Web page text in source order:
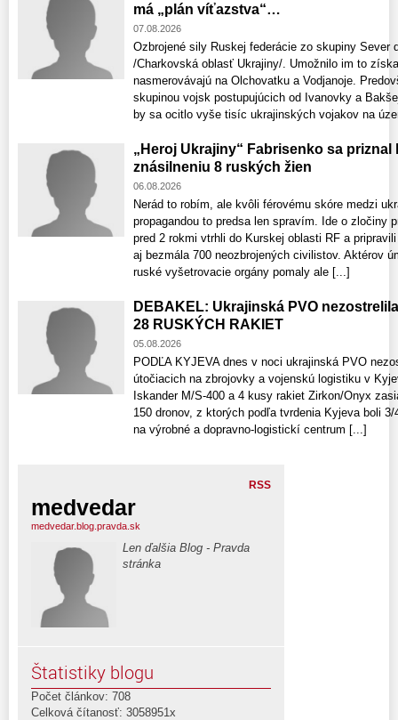
má „plán víťazstva“…
07.08.2026
Ozbrojené sily Ruskej federácie zo skupiny Sever
/Charkovská oblasť Ukrajiny/. Umožnilo im to
nasmerovávajú na Olchovatku a Vodjanoje.
skupinou vojsk postupujúcich od Ivanovky a
by sa ocitlo vyše tisíc ukrajinských vojakov na
„Heroj Ukrajiny“ Fabrisenko sa priznal
znásilneniu 8 ruských žien
06.08.2026
Nerád to robím, ale kvôli férovému skóre medzi
propagandou to predsa len spravím. Ide o zločiny
pred 2 rokmi vtrhli do Kurskej oblasti RF a
aj bezmála 700 neozbrojených civilistov. Aktérov
ruské vyšetrovacie orgány pomaly ale [...]
DEBAKEL: Ukrajinská PVO
28 RUSKÝCH RAKIET
05.08.2026
PODĽA KYJEVA dnes v noci ukrajinská PVO
útočiacich na zbrojovky a vojenskú logistiku v
Iskander M/S-400 a 4 kusy rakiet Zirkon/Onyx
150 dronov, z ktorých podľa tvrdenia Kyjeva boli
na výrobné a dopravno-logistickí centrum [...]
RSS
medvedar
medvedar.blog.pravda.sk
Len ďalšia Blog - Pravda
stránka
Štatistiky blogu
Počet článkov: 708
Celková čítanosť: 3058951x